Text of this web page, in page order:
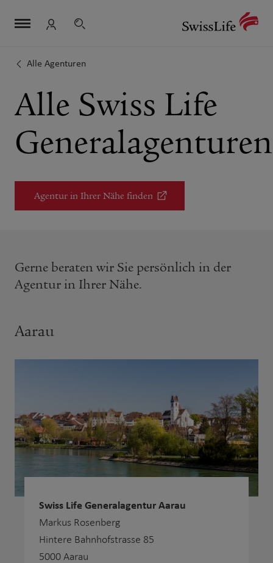
Navigation
überspringen
Login
Alle Swiss Life
Generalagenturen
Agentur in Ihrer Nähe finden
Alle Agenturen
Gerne beraten wir Sie persönlich in der
Agentur in Ihrer Nähe.
Aarau
Swiss Life Generalagentur Aarau
Markus Rosenberg
Hintere Bahnhofstrasse 85
5000 Aarau